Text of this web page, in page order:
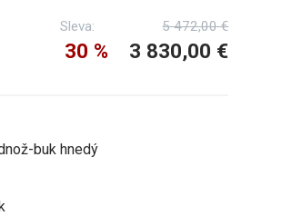
Sleva:
30 %
5 472,00 €
3 830,00 €
buk hnedý